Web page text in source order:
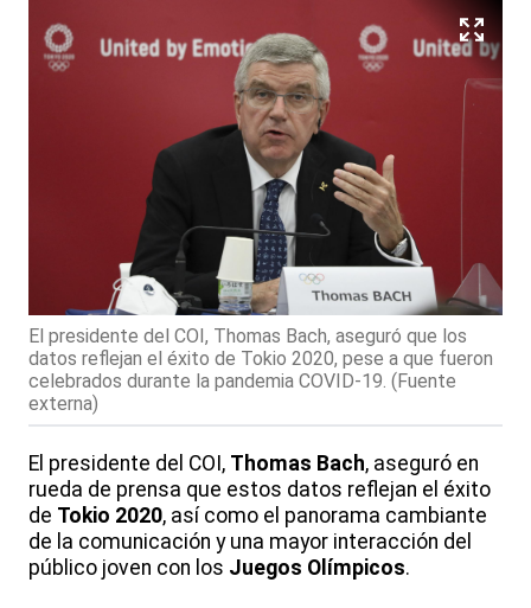
El presidente del COI, Thomas Bach, aseguró que los
datos reflejan el éxito de Tokio 2020, pese a que fueron
celebrados durante la pandemia COVID-19. (Fuente
externa)
El presidente del COI, Thomas Bach, aseguró en
rueda de prensa que estos datos reflejan el éxito
de Tokio 2020, así como el panorama cambiante
de la comunicación y una mayor interacción del
público joven con los Juegos Olímpicos.